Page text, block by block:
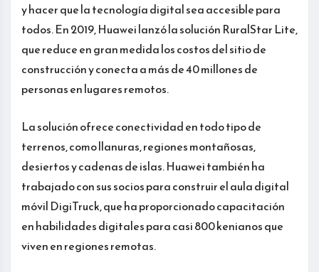
y hacer que la tecnología digital sea accesible para
todos. En 2019, Huawei lanzó la solución RuralStar Lite,
que reduce en gran medida los costos del sitio de
construcción y conecta a más de 40 millones de
personas en lugares remotos.
La solución ofrece conectividad en todo tipo de
terrenos, como llanuras, regiones montañosas,
desiertos y cadenas de islas. Huawei también ha
trabajado con sus socios para construir el aula digital
móvil DigiTruck, que ha proporcionado capacitación
en habilidades digitales para casi 800 kenianos que
viven en regiones remotas.